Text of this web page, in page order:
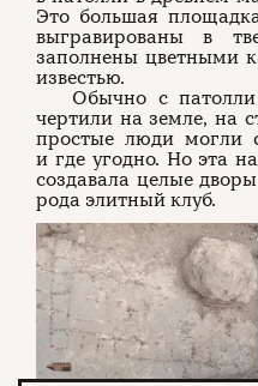
Это большая
выгравированы в
заполнены цветными
известью.
Обычно с
чертили на земле, на
простые люди могли
и где угодно. Но эта
создавала целые
рода элитный клуб.